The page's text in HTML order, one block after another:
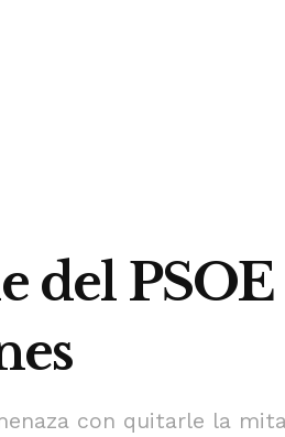
del PSOE
con quitarle la